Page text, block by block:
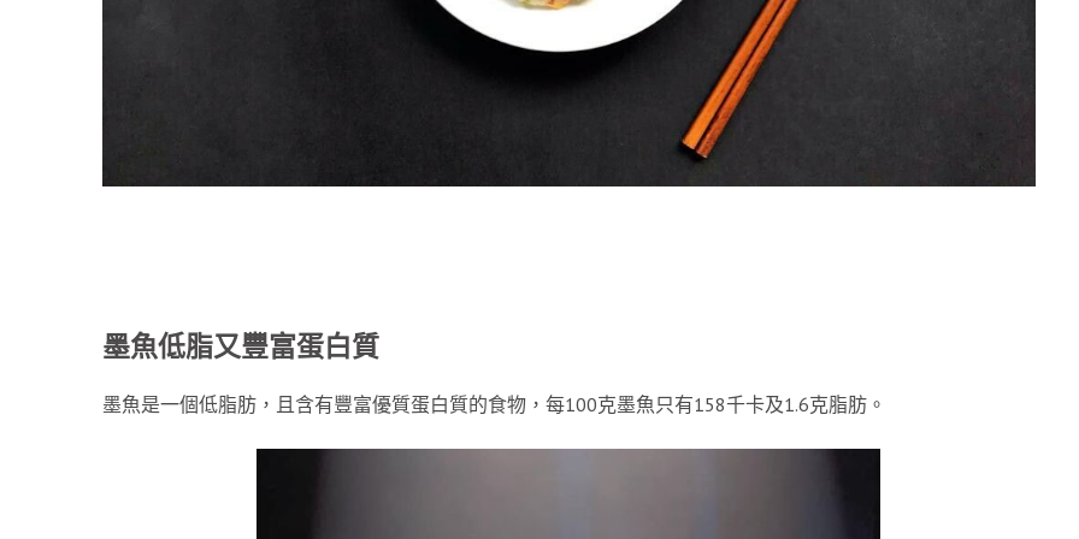
墨魚低脂又豐富蛋白質
墨魚是一個低脂肪，且含有豐富優質蛋白質的食物，每100克墨魚只有158千卡及1.6克脂肪。